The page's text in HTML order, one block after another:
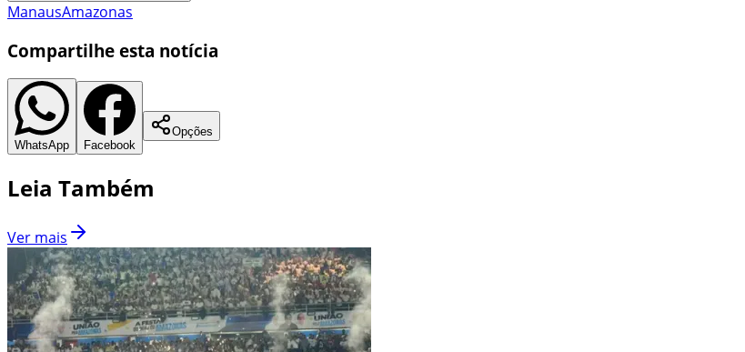
ManausAmazonas
Compartilhe esta notícia
WhatsApp Facebook
Opções
Leia Também
Ver mais